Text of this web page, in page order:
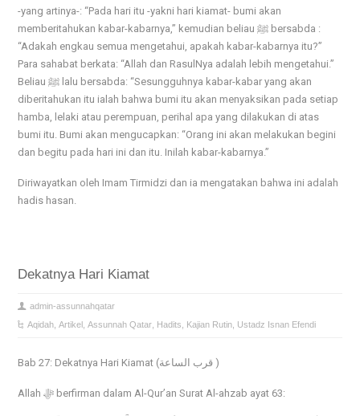
-yang artinya-: “Pada hari itu -yakni hari kiamat- bumi akan
memberitahukan kabar-kabarnya,” kemudian beliau ﷺ bersabda :
“Adakah engkau semua mengetahui, apakah kabar-kabarnya itu?”
Para sahabat berkata: “Allah dan RasulNya adalah lebih mengetahui.”
Beliau ﷺ lalu bersabda: “Sesungguhnya kabar-kabar yang akan
diberitahukan itu ialah bahwa bumi itu akan menyaksikan pada setiap
hamba, lelaki atau perempuan, perihal apa yang dilakukan di atas
bumi itu. Bumi akan mengucapkan: “Orang ini akan melakukan begini
dan begitu pada hari ini dan itu. Inilah kabar-kabarnya.”
Diriwayatkan oleh Imam Tirmidzi dan ia mengatakan bahwa ini adalah
hadis hasan.
Dekatnya Hari Kiamat
admin-assunnahqatar
Aqidah ,Artikel ,Assunnah Qatar Hadits Kajian Rutin Ustadz Isnan Efendi
Bab 27: Dekatnya Hari Kiamat (قرب الساعة )
Allah ﷻ berfirman dalam Al-Qur’an Surat Al-ahzab ayat 63: